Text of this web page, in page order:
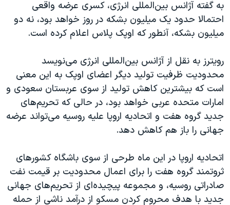
به گفته آژانس بین‌المللی انرژی، کسری عرضه واقعی
احتمالا حدود یک میلیون بشکه در روز خواهد بود، نه دو
میلیون بشکه، آنطور که اوپک پلاس اعلام کرده است.
رویترز به نقل از آژانس بین‌المللی انرژی می‌نویسد
محدودیت ظرفیت تولید دیگر اعضای اوپک به این معنی
است که بیشترین کاهش تولید از سوی عربستان سعودی و
امارات متحده عربی خواهد بود، در حالی که تحریم‌های
جدید گروه هفت و اتحادیه اروپا علیه روسیه می‌تواند عرضه
جهانی را باز هم کاهش دهد.
اتحادیه اروپا در این ماه طرحی از سوی باشگاه کشورهای
ثروتمند گروه هفت را برای اعمال محدودیت بر قیمت نفت
صادراتی روسیه، و مجموعه پیچیده‌ای از تحریم‌های جهانی
جدید با هدف محروم کردن مسکو از درآمد ناشی از حمله